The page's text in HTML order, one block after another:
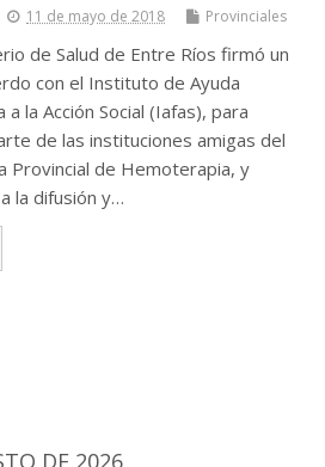
11 de mayo de 2018 Provinciales
de Salud de Entre Ríos firmó un
con el Instituto de Ayuda
a la Acción Social (Iafas), para
de las instituciones amigas del
Provincial de Hemoterapia, y
la difusión y…
DE 2026